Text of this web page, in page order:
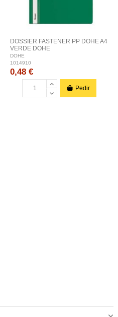
DOSSIER FASTENER PP DOHE A4
VERDE DOHE
DOHE
1014910
0,48 €
Pedir